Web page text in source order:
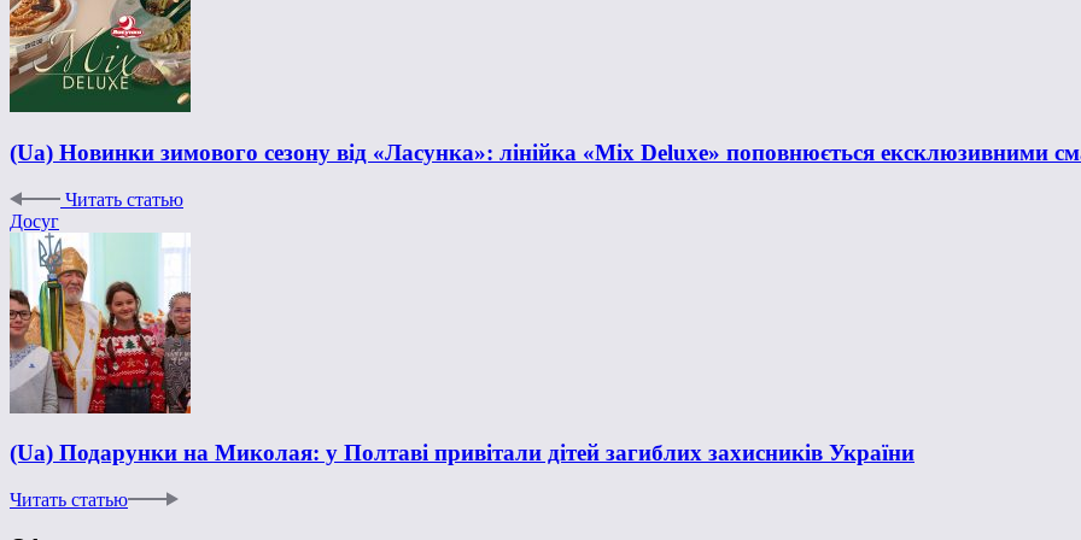
(Ua) Новинки зимового сезону від «Ласунка»: лінійка «Mix Deluxe» поповнюється ексклюзивними
Читать статью
Досуг
(Ua) Подарунки на Миколая: у Полтаві привітали дітей загиблих захисників України
Читать статью